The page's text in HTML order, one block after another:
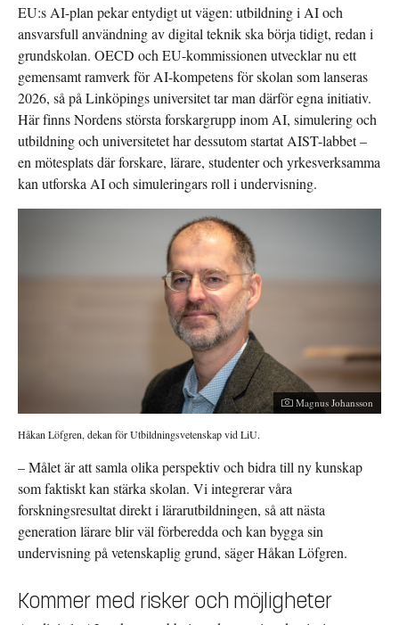
EU:s AI-plan pekar entydigt ut vägen: utbildning i AI och
ansvarsfull användning av digital teknik ska börja tidigt, redan i
grundskolan. OECD och EU-kommissionen utvecklar nu ett
gemensamt ramverk för AI-kompetens för skolan som lanseras
2026, så på Linköpings universitet tar man därför egna initiativ.
Här finns Nordens största forskargrupp inom AI, simulering och
utbildning och universitetet har dessutom startat AIST-labbet –
en mötesplats där forskare, lärare, studenter och yrkesverksamma
kan utforska AI och simuleringars roll i undervisning.
Magnus Johansson
Håkan Löfgren, dekan för Utbildningsvetenskap vid LiU.
– Målet är att samla olika perspektiv och bidra till ny kunskap
som faktiskt kan stärka skolan. Vi integrerar våra
forskningsresultat direkt i lärarutbildningen, så att nästa
generation lärare blir väl förberedda och kan bygga sin
undervisning på vetenskaplig grund, säger Håkan Löfgren.
Kommer med risker och möjligheter